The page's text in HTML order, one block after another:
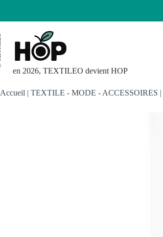
contenu
en 2026, TEXTILEO devient HOP
Accueil | TEXTILE - MODE - ACCESSOIRES |